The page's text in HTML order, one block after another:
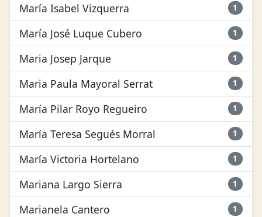
María Isabel Vizquerra 1
María José Luque Cubero 1
Maria Josep Jarque 1
Maria Paula Mayoral Serrat 1
María Pilar Royo Regueiro 1
María Teresa Segués Morral 1
María Victoria Hortelano 1
Mariana Largo Sierra 1
Marianela Cantero 1